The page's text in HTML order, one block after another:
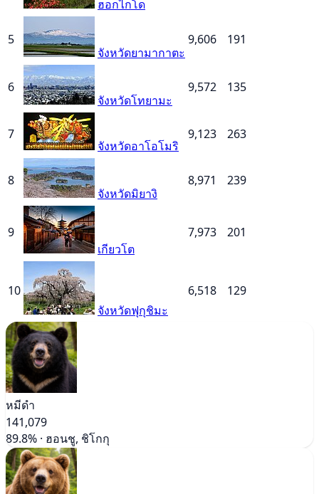
ฮอกไกโด
5
จังหวัดยามากาตะ
9,606 191
6
จังหวัดโทยามะ
9,572 135
7
จังหวัดอาโอโมริ
9,123 263
8
จังหวัดมิยางิ
8,971 239
9
เกียวโต
7,973 201
10
จังหวัดฟุกุชิมะ
6,518 129
หมีดำ
141,079
89.8% · ฮอนชู, ชิโกกุ